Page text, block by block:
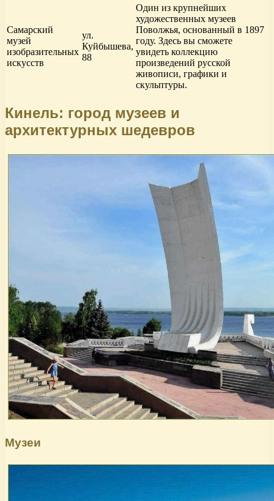
Самарский
музей
изобразительных
искусств
ул.
Куйбышева,
88
Один из крупнейших
художественных музеев
Поволжья, основанный в 1897
году. Здесь вы сможете
увидеть коллекцию
произведений русской
живописи, графики и
скульптуры.
Кинель: город музеев и
архитектурных шедевров
Музеи